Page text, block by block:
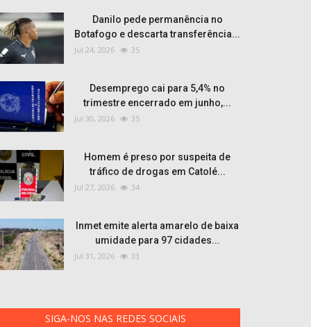
Danilo pede permanência no
Botafogo e descarta transferência...
Jul 24, 2026 35
Desemprego cai para 5,4% no
trimestre encerrado em junho,...
Jul 30, 2026 35
Homem é preso por suspeita de
tráfico de drogas em Catolé...
Jul 27, 2026 34
Inmet emite alerta amarelo de baixa
umidade para 97 cidades...
Jul 31, 2026 33
SIGA-NOS NAS REDES SOCIAIS